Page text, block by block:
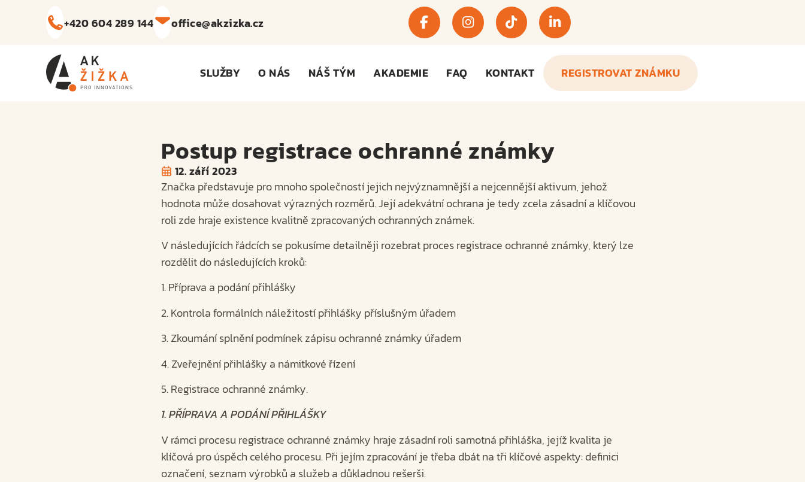
+420 604 289 144 office@akzizka.cz
SLUŽBY O NÁS NÁŠ TÝM AKADEMIE FAQ KONTAKT REGISTROVAT ZNÁMKU
Postup registrace ochranné známky
12. září 2023
Značka představuje pro mnoho společností jejich nejvýznamnější a nejcennější aktivum, jehož
hodnota může dosahovat výrazných rozměrů. Její adekvátní ochrana je tedy zcela zásadní a klíčovou
roli zde hraje existence kvalitně zpracovaných ochranných známek.
V následujících řádcích se pokusíme detailněji rozebrat proces registrace ochranné známky, který lze
rozdělit do následujících kroků:
1. Příprava a podání přihlášky
2. Kontrola formálních náležitostí přihlášky příslušným úřadem
3. Zkoumání splnění podmínek zápisu ochranné známky úřadem
4. Zveřejnění přihlášky a námitkové řízení
5. Registrace ochranné známky.
1. PŘÍPRAVA A PODÁNÍ PŘIHLÁŠKY
V rámci procesu registrace ochranné známky hraje zásadní roli samotná přihláška, jejíž kvalita je
klíčová pro úspěch celého procesu. Při jejím zpracování je třeba dbát na tři klíčové aspekty: definici
označení, seznam výrobků a služeb a důkladnou rešerši.